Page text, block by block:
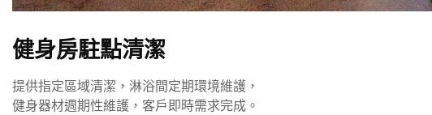
健身房駐點清潔
提供指定區域清潔，淋浴間定期環境維護，
健身器材週期性維護，客戶即時需求完成。